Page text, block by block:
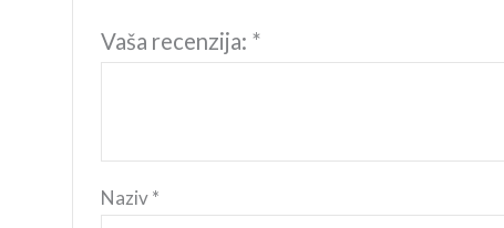
Vaša recenzija: *
Naziv*